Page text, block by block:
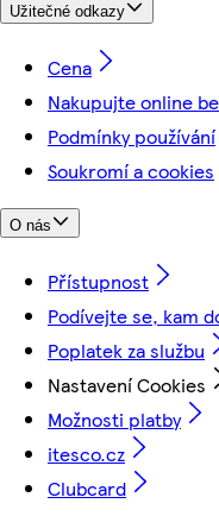
Užitečné odkazy
Cena
Nakupujte online
Podmínky používání
Soukromí a cookies
O nás
Přístupnost
Podívejte se, kam
Poplatek za službu
Nastavení Cookies
Možnosti platby
itesco.cz
Clubcard